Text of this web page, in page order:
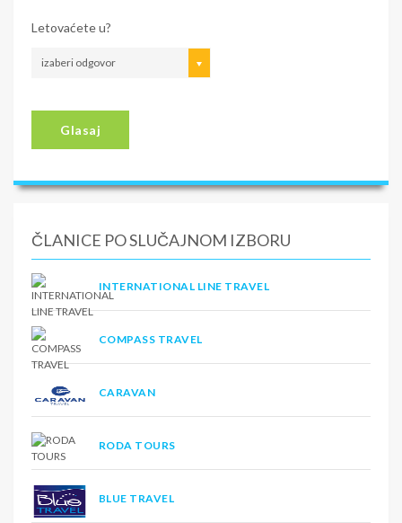
Letovaćete u?
izaberi odgovor
Glasaj
ČLANICE PO SLUČAJNOM IZBORU
INTERNATIONAL LINE TRAVEL
COMPASS TRAVEL
CARAVAN
RODA TOURS
BLUE TRAVEL